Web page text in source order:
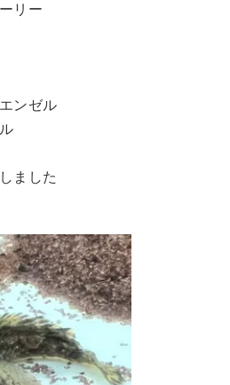
リー
ンゼル
ました